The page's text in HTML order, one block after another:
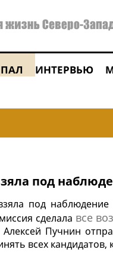
ИНТЕРВЬЮ
под
под
сделала все
Пучнин
всех